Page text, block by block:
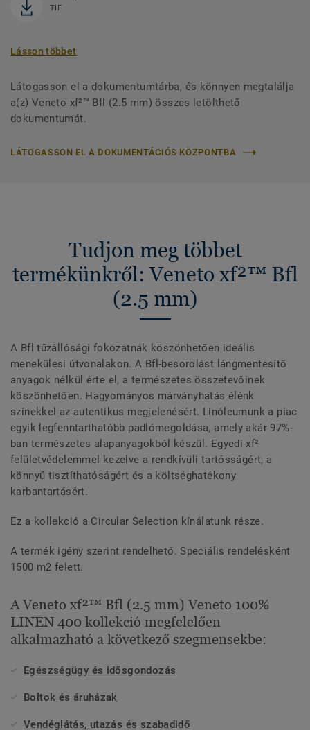
TIF
Lásson többet
Látogasson el a dokumentumtárba, és könnyen megtalálja
a(z) Veneto xf²™ Bfl (2.5 mm) összes letölthető
dokumentumát.
LÁTOGASSON EL A DOKUMENTÁCIÓS KÖZPONTBA
Tudjon meg többet
termékünkről: Veneto xf²™ Bfl
(2.5 mm)
A Bfl tűzállósági fokozatnak köszönhetően ideális
menekülési útvonalakon. A Bfl-besorolást lángmentesítő
anyagok nélkül érte el, a természetes összetevőinek
köszönhetően. Hagyományos márványhatás élénk
színekkel az autentikus megjelenésért. Linóleumunk a piac
egyik legfenntarthatóbb padlómegoldása, amely akár 97%-
ban természetes alapanyagokból készül. Egyedi xf²
felületvédelemmel kezelve a rendkívüli tartósságért, a
könnyű tisztíthatóságért és a költséghatékony
karbantartásért.
Ez a kollekció a Circular Selection kínálatunk része.
A termék igény szerint rendelhető. Speciális rendelésként
1500 m2 felett.
A Veneto xf²™ Bfl (2.5 mm) Veneto 100%
LINEN 400 kollekció megfelelően
alkalmazható a következő szegmensekbe:
Egészségügy és idősgondozás
Boltok és áruházak
Vendéglátás, utazás és szabadidő